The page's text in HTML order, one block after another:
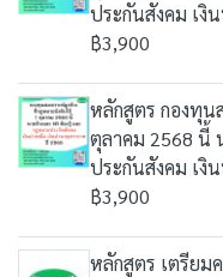
ประกันสังคม เงิ
฿3,900
หลักสูตร กองทุน
ตุลาคม 2568 นี้
ประกันสังคม เงิ
฿3,900
หลักสูตร เตรียม